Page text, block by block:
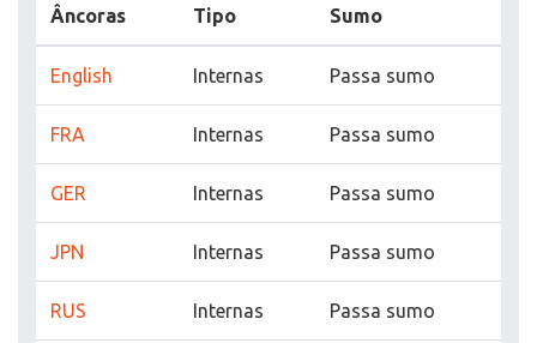
Âncoras Tipo Sumo
English Internas Passa sumo
FRA Internas Passa sumo
GER Internas Passa sumo
JPN Internas Passa sumo
RUS Internas Passa sumo